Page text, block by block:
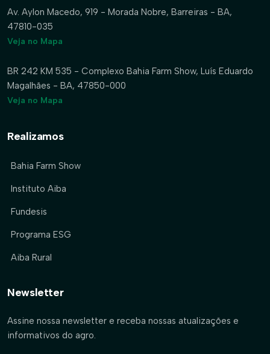
Av. Aylon Macedo, 919 - Morada Nobre, Barreiras - BA,
47810-035
Veja no Mapa
BR 242 KM 535 - Complexo Bahia Farm Show, Luís Eduardo
Magalhães - BA, 47850-000
Veja no Mapa
Realizamos
Bahia Farm Show
Instituto Aiba
Fundesis
Programa ESG
Aiba Rural
Newsletter
Assine nossa newsletter e receba nossas atualizações e
informativos do agro.